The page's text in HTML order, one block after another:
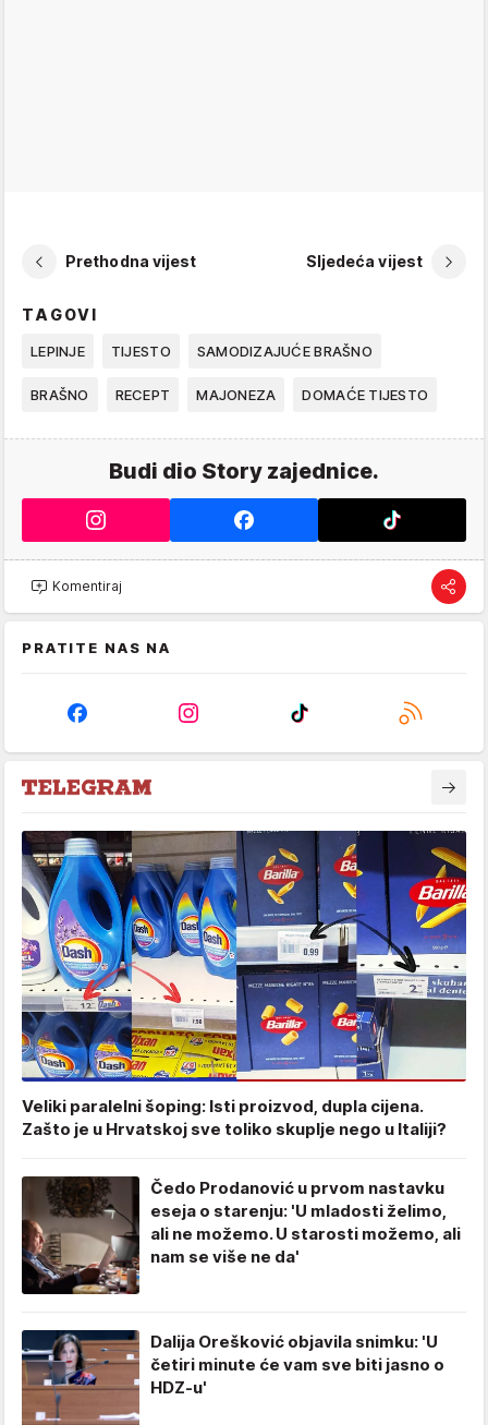
Prethodna vijest Sljedeća vijest
TAGOVI
LEPINJE TIJESTO SAMODIZAJUĆE BRAŠNO
BRAŠNO RECEPT MAJONEZA DOMAĆE TIJESTO
Budi dio Story zajednice.
Komentiraj
PRATITE NAS NA
Veliki paralelni šoping: Isti proizvod, dupla cijena.
Zašto je u Hrvatskoj sve toliko skuplje nego u Italiji?
Čedo Prodanović u prvom nastavku
eseja o starenju: 'U mladosti želimo,
ali ne možemo. U starosti možemo, ali
nam se više ne da'
Dalija Orešković objavila snimku: 'U
četiri minute će vam sve biti jasno o
HDZ-u'